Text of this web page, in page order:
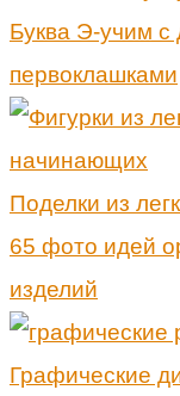
Буква Э-учим с
первоклашками
Поделки из
65 фото идей
изделий
Графические